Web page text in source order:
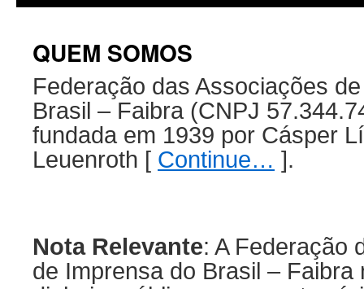
QUEM SOMOS
Federação das Associações
Brasil – Faibra (CNPJ
fundada em 1939 por Cásper
Leuenroth [ Continue… ].
Nota Relevante: A Federação
de Imprensa do Brasil – Faibra